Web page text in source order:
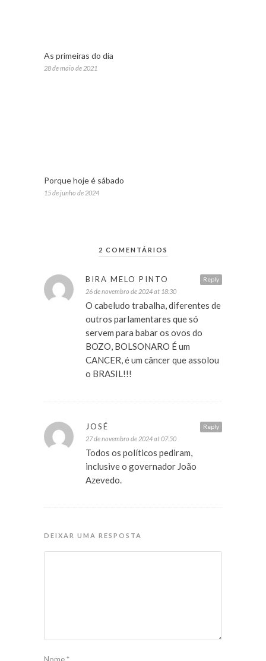
As primeiras do dia
28 de maio de 2021
Porque hoje é sábado
15 de junho de 2024
2 COMENTÁRIOS
Reply
BIRA MELO PINTO
26 de novembro de 2024 at 18:30
O cabeludo trabalha, diferentes de
outros parlamentares que só
servem para babar os ovos do
BOZO, BOLSONARO É um
CANCER, é um câncer que assolou
o BRASIL!!!
Reply
JOSÉ
27 de novembro de 2024 at 07:50
Todos os políticos pediram,
inclusive o governador João
Azevedo.
DEIXAR UMA RESPOSTA